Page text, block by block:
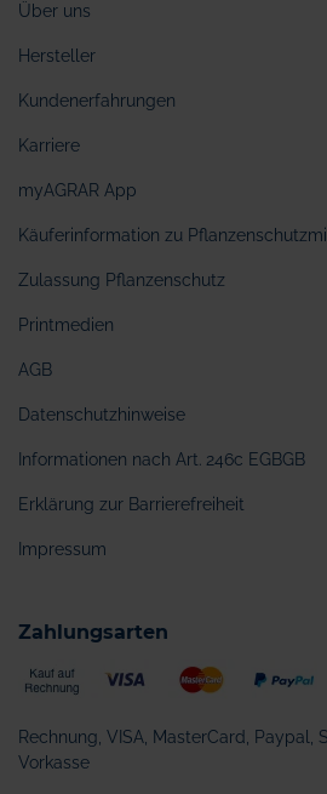
Über uns
Hersteller
Kundenerfahrungen
Karriere
myAGRAR App
Käuferinformation zu
Zulassung Pflanzenschutz
Printmedien
AGB
Datenschutzhinweise
Informationen nach Art. 246c EGBGB
Erklärung zur Barrierefreiheit
Impressum
Zahlungsarten
Rechnung, VISA, MasterCard, Paypal,
Vorkasse